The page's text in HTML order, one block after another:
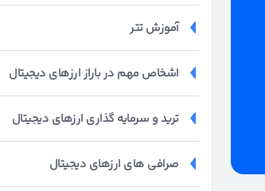
آموزش تتر
اشخاص مهم در باراز ارزهای دیجیتال
ترید و سرمایه گذاری ارزهای دیجیتال
صرافی های ارزهای دیجیتال